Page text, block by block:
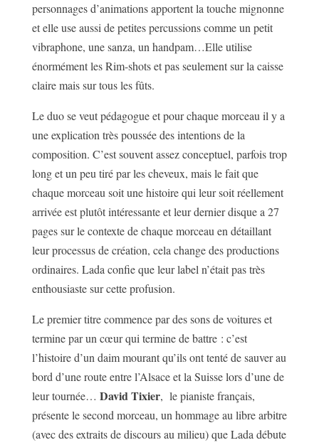
personnages d’animations apportent la touche mignonne
et elle use aussi de petites percussions comme un petit
vibraphone, une sanza, un handpam…Elle utilise
énormément les Rim-shots et pas seulement sur la caisse
claire mais sur tous les fûts.
Le duo se veut pédagogue et pour chaque morceau il y a
une explication très poussée des intentions de la
composition. C’est souvent assez conceptuel, parfois trop
long et un peu tiré par les cheveux, mais le fait que
chaque morceau soit une histoire qui leur soit réellement
arrivée est plutôt intéressante et leur dernier disque a 27
pages sur le contexte de chaque morceau en détaillant
leur processus de création, cela change des productions
ordinaires. Lada confie que leur label n’était pas très
enthousiaste sur cette profusion.
Le premier titre commence par des sons de voitures et
termine par un cœur qui termine de battre : c’est
l’histoire d’un daim mourant qu’ils ont tenté de sauver au
bord d’une route entre l’Alsace et la Suisse lors d’une de
leur tournée… David Tixier, le pianiste français,
présente le second morceau, un hommage au libre arbitre
(avec des extraits de discours au milieu) que Lada débute